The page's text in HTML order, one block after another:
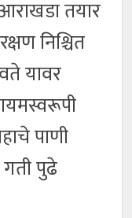
तयार
निश्चित
यावर
पाणी
पुढे